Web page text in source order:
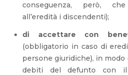
conseguenza, però,
all’eredità i discendenti);
di accettare con
(obbligatorio in caso di
persone giuridiche), in
debiti del defunto con il